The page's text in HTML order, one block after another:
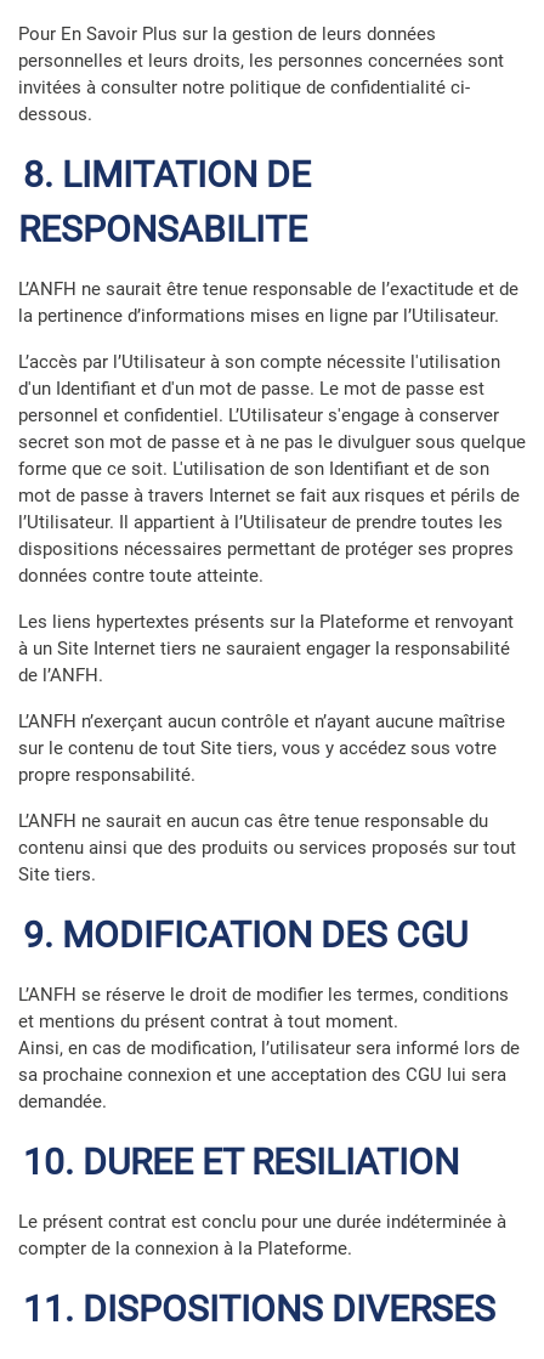
Pour En Savoir Plus sur la gestion de leurs données
personnelles et leurs droits, les personnes concernées sont
invitées à consulter notre politique de confidentialité ci-
dessous.
8. LIMITATION DE
RESPONSABILITE
L’ANFH ne saurait être tenue responsable de l’exactitude et de
la pertinence d’informations mises en ligne par l’Utilisateur.
L’accès par l’Utilisateur à son compte nécessite l'utilisation
d'un Identifiant et d'un mot de passe. Le mot de passe est
personnel et confidentiel. L’Utilisateur s'engage à conserver
secret son mot de passe et à ne pas le divulguer sous quelque
forme que ce soit. L'utilisation de son Identifiant et de son
mot de passe à travers Internet se fait aux risques et périls de
l’Utilisateur. Il appartient à l’Utilisateur de prendre toutes les
dispositions nécessaires permettant de protéger ses propres
données contre toute atteinte.
Les liens hypertextes présents sur la Plateforme et renvoyant
à un Site Internet tiers ne sauraient engager la responsabilité
de l’ANFH.
L’ANFH n’exerçant aucun contrôle et n’ayant aucune maîtrise
sur le contenu de tout Site tiers, vous y accédez sous votre
propre responsabilité.
L’ANFH ne saurait en aucun cas être tenue responsable du
contenu ainsi que des produits ou services proposés sur tout
Site tiers.
9. MODIFICATION DES CGU
L’ANFH se réserve le droit de modifier les termes, conditions
et mentions du présent contrat à tout moment.
Ainsi, en cas de modification, l’utilisateur sera informé lors de
sa prochaine connexion et une acceptation des CGU lui sera
demandée.
10. DUREE ET RESILIATION
Le présent contrat est conclu pour une durée indéterminée à
compter de la connexion à la Plateforme.
11. DISPOSITIONS DIVERSES